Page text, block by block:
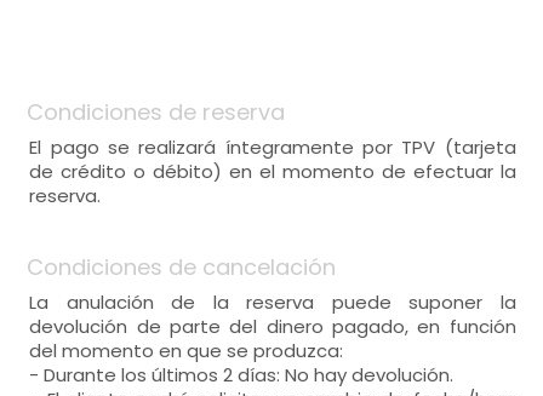
Condiciones de reserva
El pago se realizará íntegramente por TPV (tarjeta
de crédito o débito) en el momento de efectuar la
reserva.
Condiciones de cancelación
La anulación de la reserva puede suponer la
devolución de parte del dinero pagado, en función
del momento en que se produzca:
- Durante los últimos 2 días: No hay devolución.